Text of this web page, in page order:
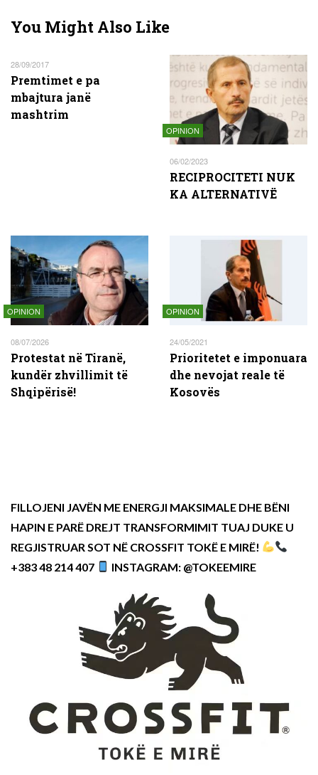
You Might Also Like
28/09/2017
Premtimet e pa
mbajtura janë
mashtrim
OPINION
06/02/2023
RECIPROCITETI NUK
KA ALTERNATIVË
OPINION
08/07/2026
Protestat në Tiranë,
kundër zhvillimit të
Shqipërisë!
OPINION
24/05/2021
Prioritetet e imponuara
dhe nevojat reale të
Kosovës
FILLOJENI JAVËN ME ENERGJI MAKSIMALE DHE BËNI
HAPIN E PARË DREJT TRANSFORMIMIT TUAJ DUKE U
REGJISTRUAR SOT NË CROSSFIT TOKË E MIRË!
+383 48 214 407
INSTAGRAM: @TOKEEMIRE